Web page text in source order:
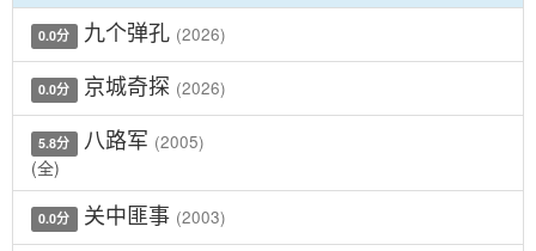
0.0分 九个弹孔 (2026)
0.0分 京城奇探 (2026)
5.8分 八路军 (2005)
(全)
0.0分 关中匪事 (2003)